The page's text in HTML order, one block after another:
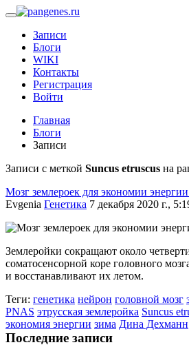
Записи
Блоги
WIKI
Контакты
Регистрация
Войти
Главная
Блоги
Записи
Записи с меткой Suncus etruscus на
Мозг землероек для экономии
Evgenia Генетика 7 декабря 2020 г.,
Землеройки сокращают около
соматосенсорной коре головного
и восстанавливают их летом.
Теги: генетика нейрон головной мозг
PNAS этрусская землеройка Suncus
экономия энергии зима Дина Дехманн
Последние записи